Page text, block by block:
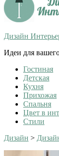
Дизайн
Идеи для
Гостиная
Детская
Кухня
Прихожая
Спальня
Цвет в
Стили
Дизайн >